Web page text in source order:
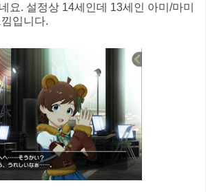
요. 설정상 14세인데 13세인 아미/마미
입니다.